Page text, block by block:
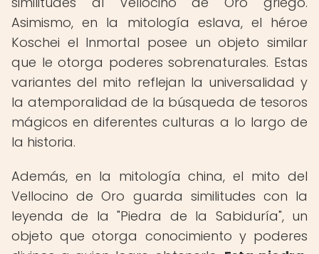
Asimismo, en la mitología eslava, el héroe
Koschei el Inmortal posee un objeto similar
que le otorga poderes sobrenaturales. Estas
variantes del mito reflejan la universalidad y
la atemporalidad de la búsqueda de tesoros
mágicos en diferentes culturas a lo largo de
la historia.
Además, en la mitología china, el mito del
Vellocino de Oro guarda similitudes con la
leyenda de la "Piedra de la Sabiduría", un
objeto que otorga conocimiento y poderes